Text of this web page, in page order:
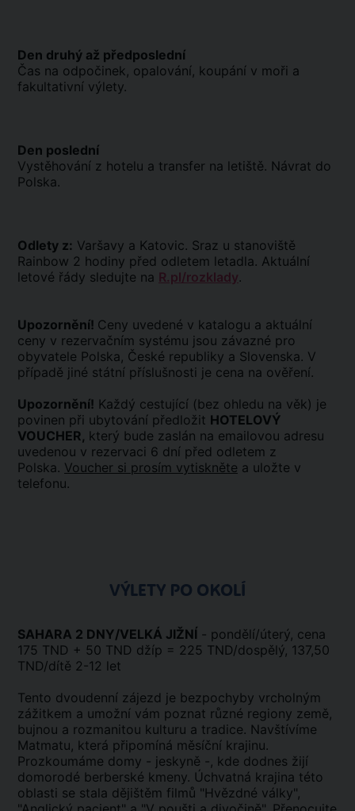
Den druhý až předposlední
Čas na odpočinek, opalování, koupání v moři a
fakultativní výlety.
Den poslední
Vystěhování z hotelu a transfer na letiště. Návrat do
Polska.
Odlety z: Varšavy a Katovic. Sraz u stanoviště
Rainbow 2 hodiny před odletem letadla. Aktuální
letové řády sledujte na R.pl/rozklady.
Upozornění! Ceny uvedené v katalogu a aktuální
ceny v rezervačním systému jsou závazné pro
obyvatele Polska, České republiky a Slovenska. V
případě jiné státní příslušnosti je cena na ověření.
Upozornění! Každý cestující (bez ohledu na věk) je
povinen při ubytování předložit HOTELOVÝ
VOUCHER, který bude zaslán na emailovou adresu
uvedenou v rezervaci 6 dní před odletem z
Polska. Voucher si prosím vytiskněte a uložte v
telefonu.
VÝLETY PO OKOLÍ
SAHARA 2 DNY/VELKÁ JIŽNÍ - pondělí/úterý, cena
175 TND + 50 TND džíp = 225 TND/dospělý, 137,50
TND/dítě 2-12 let
Tento dvoudenní zájezd je bezpochyby vrcholným
zážitkem a umožní vám poznat různé regiony země,
bujnou a rozmanitou kulturu a tradice. Navštívíme
Matmatu, která připomíná měsíční krajinu.
Prozkoumáme domy - jeskyně -, kde dodnes žijí
domorodé berberské kmeny. Úchvatná krajina této
oblasti se stala dějištěm filmů "Hvězdné války",